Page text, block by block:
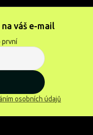
váš e-mail
první
osobních údajů